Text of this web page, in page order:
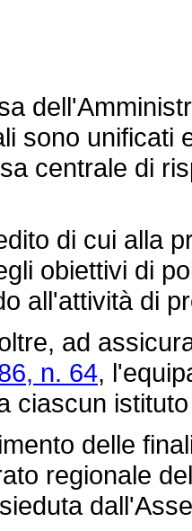
sono unificati
centrale di
di cui alla
obiettivi di
all'attività di
ad
n. 64,
ciascun
delle
regionale